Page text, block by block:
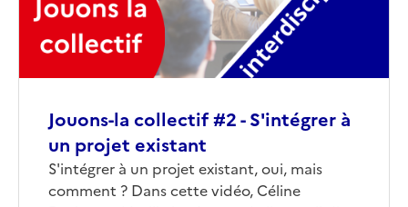
Jouons-la collectif #2 - S'intégrer à
un projet existant
Corps
S'intégrer à un projet existant, oui, mais
comment ? Dans cette vidéo, Céline